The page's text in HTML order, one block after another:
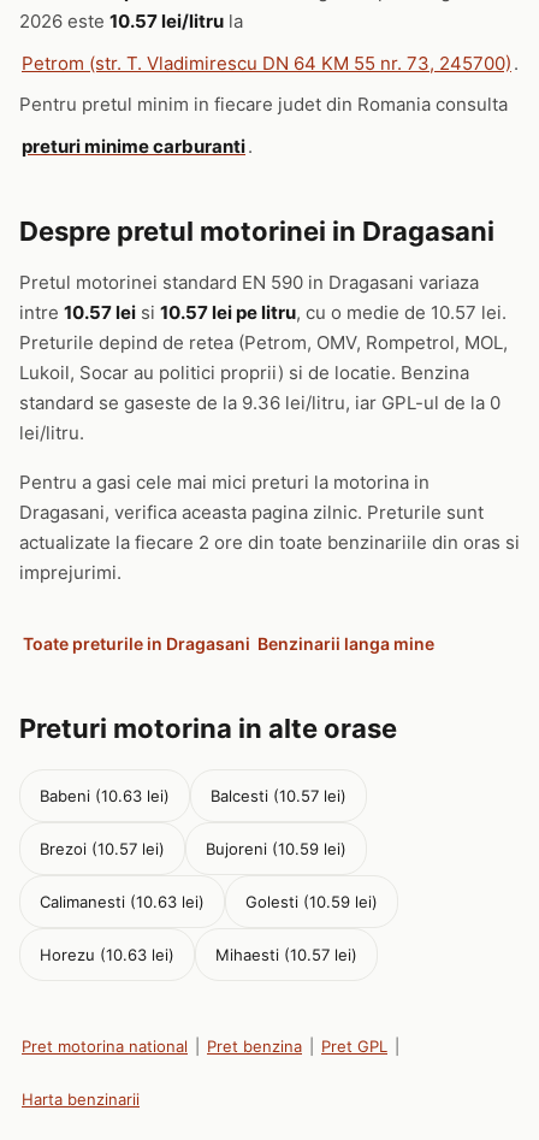
2026 este 10.57 lei/litru la
Petrom (str. T. Vladimirescu DN 64 KM 55 nr. 73, 245700) .
Pentru pretul minim in fiecare judet din Romania consulta
preturi minime carburanti.
Despre pretul motorinei in Dragasani
Pretul motorinei standard EN 590 in Dragasani variaza
intre 10.57 lei si 10.57 lei pe litru, cu o medie de 10.57 lei.
Preturile depind de retea (Petrom, OMV, Rompetrol, MOL,
Lukoil, Socar au politici proprii) si de locatie. Benzina
standard se gaseste de la 9.36 lei/litru, iar GPL-ul de la 0
lei/litru.
Pentru a gasi cele mai mici preturi la motorina in
Dragasani, verifica aceasta pagina zilnic. Preturile sunt
actualizate la fiecare 2 ore din toate benzinariile din oras si
imprejurimi.
Toate preturile in Dragasani Benzinarii langa mine
Preturi motorina in alte orase
Babeni (10.63 lei) Balcesti (10.57 lei)
Brezoi (10.57 lei) Bujoreni (10.59 lei)
Calimanesti (10.63 lei) Golesti (10.59 lei)
Horezu (10.63 lei) Mihaesti (10.57 lei)
Pret motorina national Pret benzina Pret GPL
Harta benzinarii